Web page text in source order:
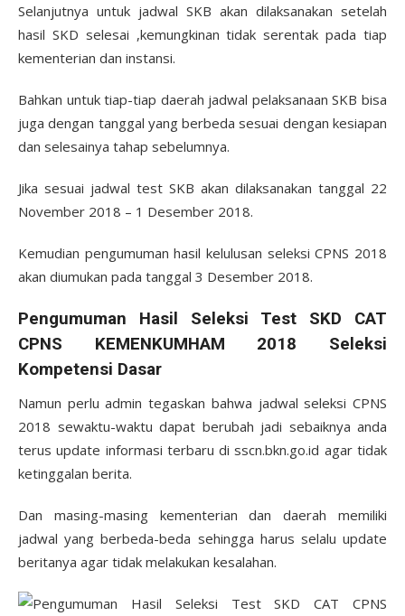
Selanjutnya untuk jadwal SKB akan dilaksanakan setelah
hasil SKD selesai ,kemungkinan tidak serentak pada tiap
kementerian dan instansi.
Bahkan untuk tiap-tiap daerah jadwal pelaksanaan SKB bisa
juga dengan tanggal yang berbeda sesuai dengan kesiapan
dan selesainya tahap sebelumnya.
Jika sesuai jadwal test SKB akan dilaksanakan tanggal 22
November 2018 – 1 Desember 2018.
Kemudian pengumuman hasil kelulusan seleksi CPNS 2018
akan diumukan pada tanggal 3 Desember 2018.
Pengumuman Hasil Seleksi Test SKD CAT
CPNS KEMENKUMHAM 2018 Seleksi
Kompetensi Dasar
Namun perlu admin tegaskan bahwa jadwal seleksi CPNS
2018 sewaktu-waktu dapat berubah jadi sebaiknya anda
terus update informasi terbaru di sscn.bkn.go.id agar tidak
ketinggalan berita.
Dan masing-masing kementerian dan daerah memiliki
jadwal yang berbeda-beda sehingga harus selalu update
beritanya agar tidak melakukan kesalahan.